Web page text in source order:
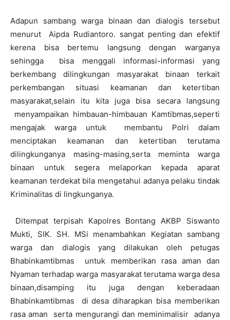
Adapun sambang warga binaan dan dialogis tersebut
menurut Aipda Rudiantoro. sangat penting dan efektif
kerena bisa bertemu langsung dengan warganya
sehingga bisa menggali informasi-informasi yang
berkembang dilingkungan masyarakat binaan terkait
perkembangan situasi keamanan dan ketertiban
masyarakat,selain itu kita juga bisa secara langsung
menyampaikan himbauan-himbauan Kamtibmas,seperti
mengajak warga untuk membantu Polri dalam
menciptakan keamanan dan ketertiban terutama
dilingkunganya masing-masing,serta meminta warga
binaan untuk segera melaporkan kepada aparat
keamanan terdekat bila mengetahui adanya pelaku tindak
Kriminalitas di lingkunganya.
Ditempat terpisah Kapolres Bontang AKBP Siswanto
Mukti, SIK. SH. MSi menambahkan Kegiatan sambang
warga dan dialogis yang dilakukan oleh petugas
Bhabinkamtibmas untuk memberikan rasa aman dan
Nyaman terhadap warga masyarakat terutama warga desa
binaan,disamping itu juga dengan keberadaan
Bhabinkamtibmas di desa diharapkan bisa memberikan
rasa aman serta mengurangi dan meminimalisir adanya